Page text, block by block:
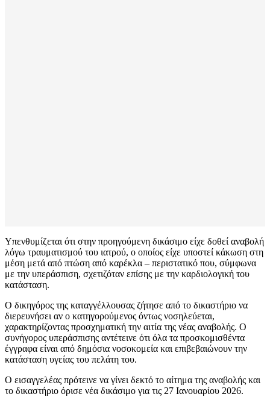
Υπενθυμίζεται ότι στην προηγούμενη δικάσιμο είχε δοθεί αναβολή
λόγω τραυματισμού του ιατρού, ο οποίος είχε υποστεί κάκωση στη
μέση μετά από πτώση από καρέκλα – περιστατικό που, σύμφωνα
με την υπεράσπιση, σχετιζόταν επίσης με την καρδιολογική του
κατάσταση.
Ο δικηγόρος της καταγγέλλουσας ζήτησε από το δικαστήριο να
διερευνήσει αν ο κατηγορούμενος όντως νοσηλεύεται,
χαρακτηρίζοντας προσχηματική την αιτία της νέας αναβολής. Ο
συνήγορος υπεράσπισης αντέτεινε ότι όλα τα προσκομισθέντα
έγγραφα είναι από δημόσια νοσοκομεία και επιβεβαιώνουν την
κατάσταση υγείας του πελάτη του.
Ο εισαγγελέας πρότεινε να γίνει δεκτό το αίτημα της αναβολής και
το δικαστήριο όρισε νέα δικάσιμο για τις 27 Ιανουαρίου 2026.